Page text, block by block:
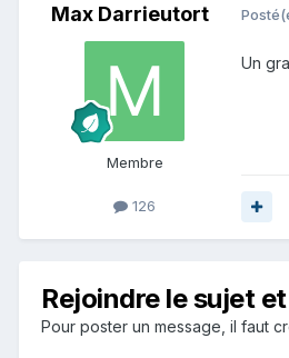
Max Darrieutort
Membre
126
Un
Rejoindre le sujet
Pour poster un message, il faut